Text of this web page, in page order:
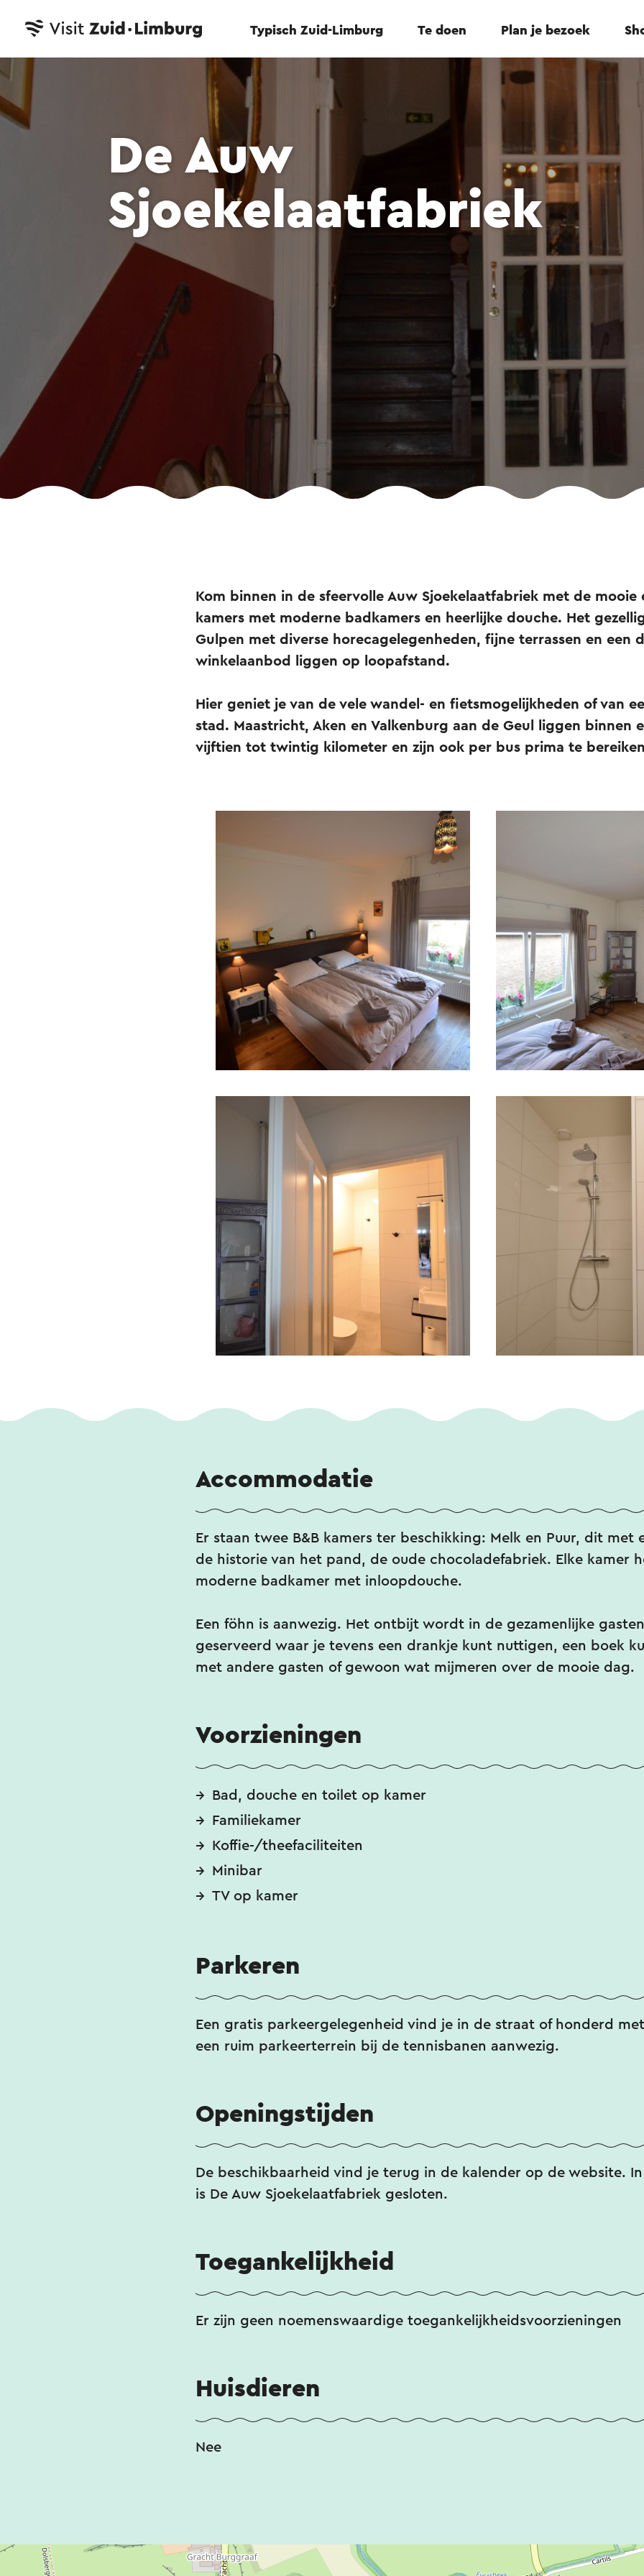
Typisch Zuid-Limburg Te doen Plan je bezoek
De Auw
Sjoekelaatfabriek
Kom binnen in de sfeervolle Auw Sjoekelaatfabriek met de
kamers met moderne badkamers en heerlijke douche. Het
Gulpen met diverse horecagelegenheden, fijne terrassen en een
winkelaanbod liggen op loopafstand.
Hier geniet je van de vele wandel- en fietsmogelijkheden of van
stad. Maastricht, Aken en Valkenburg aan de Geul liggen binnen
vijftien tot twintig kilometer en zijn ook per bus prima te
Accommodatie
Er staan twee B&B kamers ter beschikking: Melk en Puur, dit met
de historie van het pand, de oude chocoladefabriek. Elke kamer
moderne badkamer met inloopdouche.
Een föhn is aanwezig. Het ontbijt wordt in de gezamenlijke
geserveerd waar je tevens een drankje kunt nuttigen, een boek
met andere gasten of gewoon wat mijmeren over de mooie dag.
Voorzieningen
Bad, douche en toilet op kamer
Familiekamer
Koffie-/theefaciliteiten
Minibar
TV op kamer
Parkeren
Een gratis parkeergelegenheid vind je in de straat of honderd
een ruim parkeerterrein bij de tennisbanen aanwezig.
Openingstijden
De beschikbaarheid vind je terug in de kalender op de website.
is De Auw Sjoekelaatfabriek gesloten.
Toegankelijkheid
Er zijn geen noemenswaardige toegankelijkheidsvoorzieningen
Huisdieren
Nee